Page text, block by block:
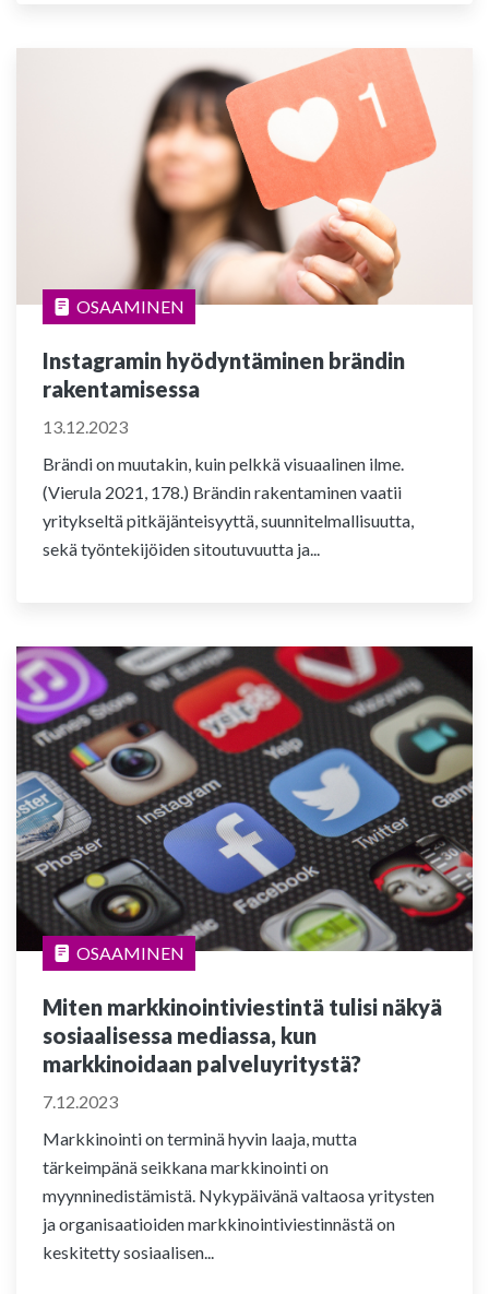
OSAAMINEN
Instagramin hyödyntäminen brändin
rakentamisessa
13.12.2023
Brändi on muutakin, kuin pelkkä visuaalinen ilme.
(Vierula 2021, 178.) Brändin rakentaminen vaatii
yritykseltä pitkäjänteisyyttä, suunnitelmallisuutta,
sekä työntekijöiden sitoutuvuutta ja...
OSAAMINEN
Miten markkinointiviestintä tulisi näkyä
sosiaalisessa mediassa, kun
markkinoidaan palveluyritystä?
7.12.2023
Markkinointi on terminä hyvin laaja, mutta
tärkeimpänä seikkana markkinointi on
myynninedistämistä. Nykypäivänä valtaosa yritysten
ja organisaatioiden markkinointiviestinnästä on
keskitetty sosiaalisen...